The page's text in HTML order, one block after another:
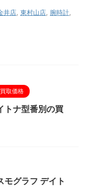
井店, 東村山店, 腕時計,
取価格
トナ型番別の買
モグラフ デイト